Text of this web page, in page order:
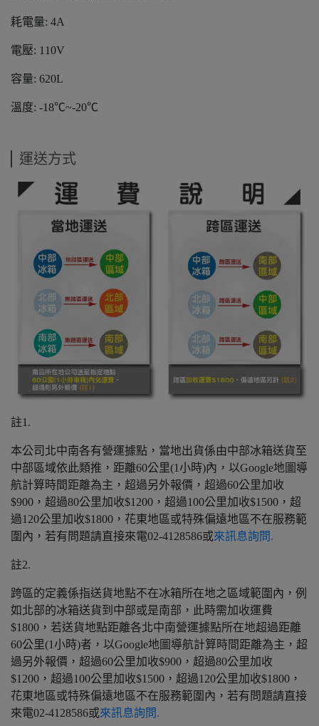
耗電量: 4A
電壓: 110V
容量: 620L
溫度: -18℃~-20℃
運送方式
註1.
本公司北中南各有營運據點，當地出貨係由中部冰箱送貨至
中部區域依此類推，距離60公里(1小時)內，以Google地圖導
航計算時間距離為主，超過另外報價，超過60公里加收
$900，超過80公里加收$1200，超過100公里加收$1500，超
過120公里加收$1800，花東地區或特殊偏遠地區不在服務範
圍內，若有問題請直接來電02-4128586或來訊息詢問.
註2.
跨區的定義係指送貨地點不在冰箱所在地之區域範圍內，例
如北部的冰箱送貨到中部或是南部，此時需加收運費
$1800，若送貨地點距離各北中南營運據點所在地超過距離
60公里(1小時)者，以Google地圖導航計算時間距離為主，超
過另外報價，超過60公里加收$900，超過80公里加收
$1200，超過100公里加收$1500，超過120公里加收$1800，
花東地區或特殊偏遠地區不在服務範圍內，若有問題請直接
來電02-4128586或來訊息詢問.